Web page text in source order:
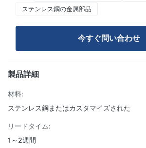
ステンレス鋼の金属部品
今すぐ問い合わせ
製品詳細
材料:
ステンレス鋼またはカスタマイズされた
リードタイム:
1～2週間